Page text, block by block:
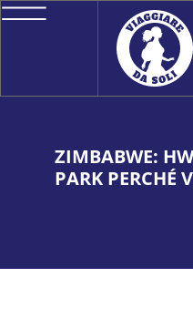
ZIMBABWE:
PARK PERCHÉ